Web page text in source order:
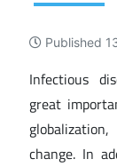
Published
Infectious
great
change. In